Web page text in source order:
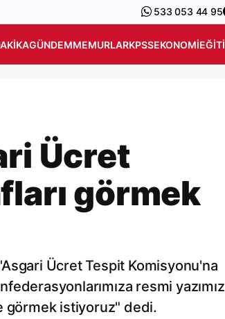
533 053 44 95
GÜNDEMMEMURLARKPSSEKONOMI
Ücret
görmek
Ücret Tespit Komisyonu'na
resmi
görmek istiyoruz" dedi.